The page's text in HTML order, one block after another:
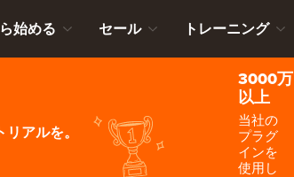
始める セール トレーニング
アルを。
3000万
以上
当社の
プラグ
インを
使用し